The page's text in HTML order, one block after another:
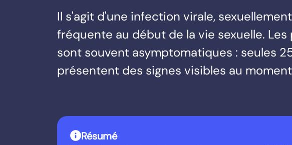
Il s'agit d'une infection virale,
fréquente au début de la vie sexuelle.
sont souvent asymptomatiques : seules
présentent des signes visibles au
infoRésumé